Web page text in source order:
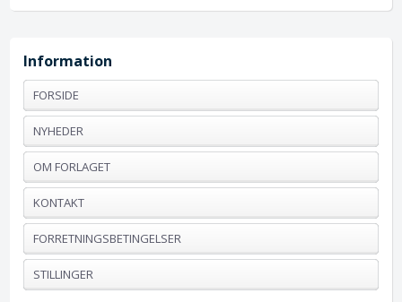
Information
FORSIDE
NYHEDER
OM FORLAGET
KONTAKT
FORRETNINGSBETINGELSER
STILLINGER